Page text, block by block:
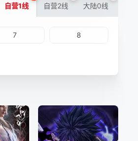
自营1线 自营2线 大陆0线
7 8